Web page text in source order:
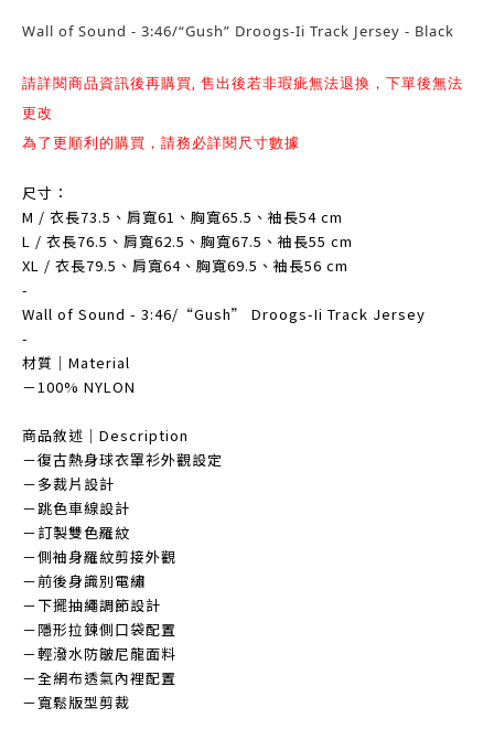
Wall of Sound - 3:46/“Gush” Droogs-Ii Track Jersey - Black
請詳閱商品資訊後再購買, 售出後若非瑕疵無法退換，下單後無法
更改
為了更順利的購買，請務必詳閱尺寸數據
尺寸：
M / 衣長73.5、肩寬61、胸寬65.5、袖長54 cm
L / 衣長76.5、肩寬62.5、胸寬67.5、袖長55 cm
XL / 衣長79.5、肩寬64、胸寬69.5、袖長56 cm
-
Wall of Sound - 3:46/“Gush” Droogs-Ii Track Jersey
-
材質｜Material
－100% NYLON
商品敘述｜Description
－復古熱身球衣罩衫外觀設定
－多裁片設計
－跳色車線設計
－訂製雙色羅紋
－側袖身羅紋剪接外觀
－前後身識別電繡
－下擺抽繩調節設計
－隱形拉鍊側口袋配置
－輕潑水防皺尼龍面料
－全網布透氣內裡配置
－寬鬆版型剪裁